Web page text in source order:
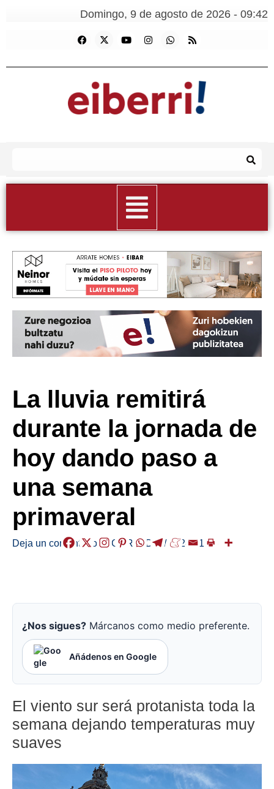
Domingo, 9 de agosto de 2026 - 09:42
La lluvia remitirá
durante la jornada de
hoy dando paso a
una semana
primaveral
Deja un comentario /EGURALDIA/ 2024-11-25
¿Nos sigues? Márcanos como medio preferente.
Añádenos en Google
El viento sur será protanista toda la
semana dejando temperaturas muy
suaves